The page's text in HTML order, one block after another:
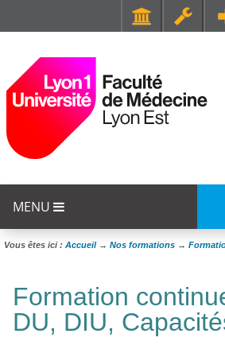
MENU
Vous êtes ici : Accueil→ Nos formations →
Formation
DU, DIU,